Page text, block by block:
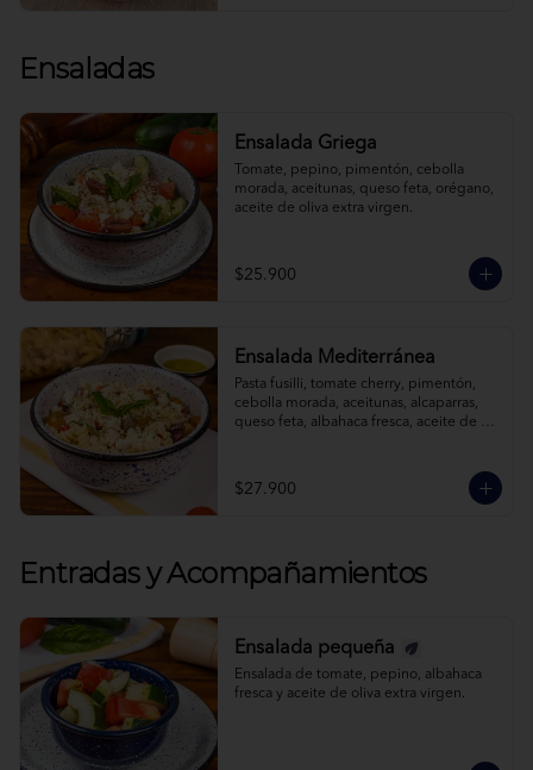
Ensaladas
Ensalada Griega
Tomate, pepino, pimentón, cebolla
morada, aceitunas, queso feta, orégano,
aceite de oliva extra virgen.
$25.900
Ensalada Mediterránea
Pasta fusilli, tomate cherry, pimentón,
cebolla morada, aceitunas, alcaparras,
queso feta, albahaca fresca, aceite de
$27.900
Entradas y Acompañamientos
Ensalada pequeña
Ensalada de tomate, pepino, albahaca
fresca y aceite de oliva extra virgen.